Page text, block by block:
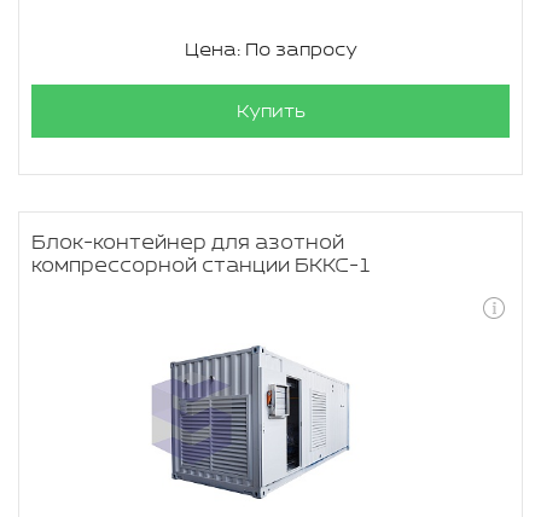
Цена: По запросу
Купить
Блок-контейнер для азотной
компрессорной станции БККС-1